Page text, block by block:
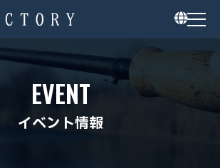
EVENT
イベント情報